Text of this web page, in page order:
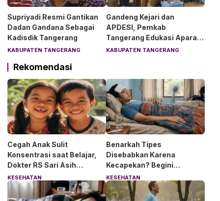
Supriyadi Resmi Gantikan
Dadan Gandana Sebagai
Kadisdik Tangerang
KABUPATEN TANGERANG
Gandeng Kejari dan
APDESI, Pemkab
Tangerang Edukasi Aparat
Desa Soal Hukum
KABUPATEN TANGERANG
Rekomendasi
Cegah Anak Sulit
Konsentrasi saat Belajar,
Dokter RS Sari Asih
Anjurkan 6 Asupan Ini
KESEHATAN
Benarkah Tipes
Disebabkan Karena
Kecapekan? Begini
Penjelasan Dokter RS Sari
Asih Bintaro
KESEHATAN